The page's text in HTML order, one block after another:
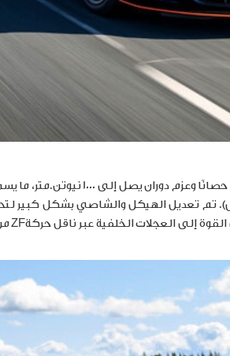
حصانًا وعزم دوران يصل إلى 1000نيوتن.متر، ما يسمح
).تم تعديل الهيكل والشاصي بشكل كبير
ZF